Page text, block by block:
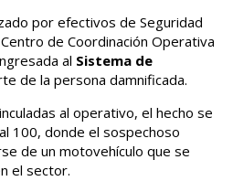
por efectivos de Seguridad
de Coordinación Operativa
al Sistema de
de la persona damnificada.
al operativo, el hecho se
100, donde el sospechoso
de un motovehículo que se
el sector.